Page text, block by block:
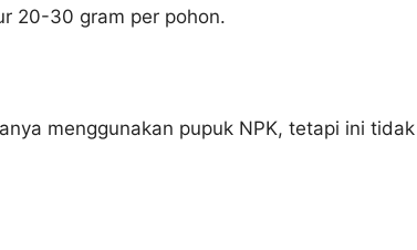
20-30 gram per pohon.
menggunakan pupuk NPK, tetapi ini